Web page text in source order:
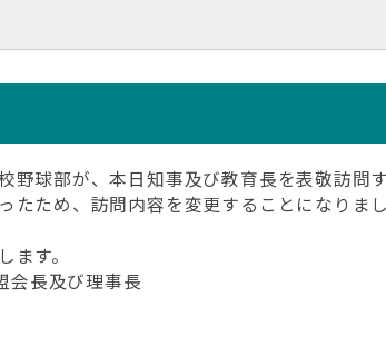
球部が、本日知事及び教育長を表敬訪問
ため、訪問内容を変更することになりま
す。
会長及び理事長